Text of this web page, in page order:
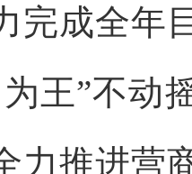
完成全年
王”不动
力推进营